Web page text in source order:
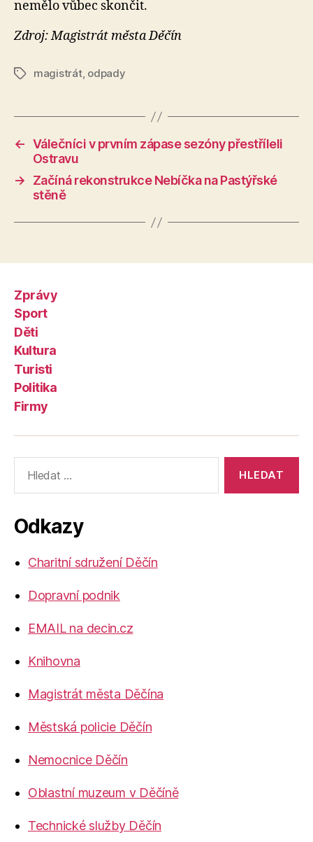
nemělo vůbec skončit.
Zdroj: Magistrát města Děčín
Štítkymagistrát, odpady
← Válečníci v prvním zápase sezóny přestříleli
Ostravu
→
Začíná rekonstrukce Nebíčka na Pastýřské
stěně
Zprávy
Sport
Děti
Kultura
Turisti
Politika
Firmy
vyhledávání:
Odkazy
Charitní sdružení Děčín
Dopravní podnik
EMAIL na decin.cz
Knihovna
Magistrát města Děčína
Městská policie Děčín
Nemocnice Děčín
Oblastní muzeum v Děčíně
Technické služby Děčín